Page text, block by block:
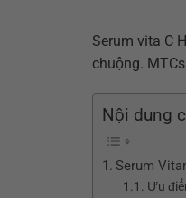
Serum vita C
chuộng.
Nội dung
Serum
Ưu